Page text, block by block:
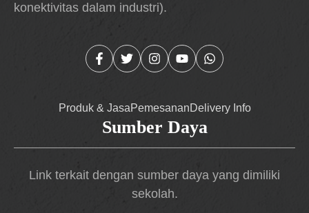
konektivitas dalam industri).
Produk & JasaPemesananDelivery Info
Sumber Daya
Link terkait dengan sumber daya yang dimiliki
sekolah.